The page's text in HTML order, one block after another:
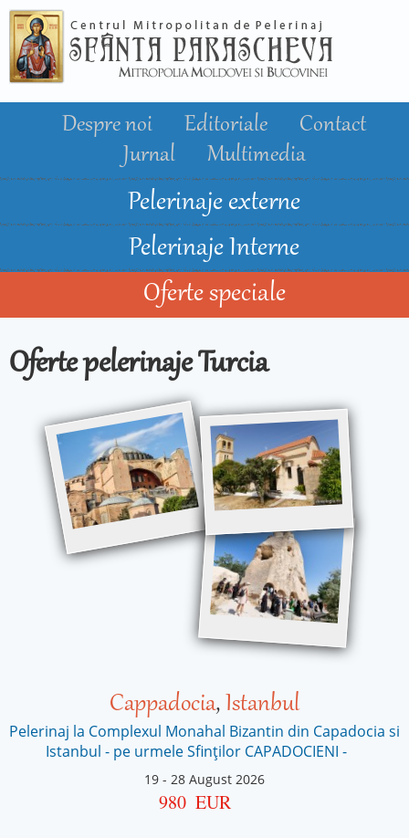
conţinutul
principal
Despre noi Editoriale
Contact
Jurnal
Multimedia
Pelerinaje externe
Pelerinaje Interne
Oferte speciale
Oferte pelerinaje Turcia
Cappadocia,Istanbul
Pelerinaj la Complexul Monahal Bizantin din Capadocia si
Istanbul - pe urmele Sfinților CAPADOCIENI -
19 - 28 August 2026
980 EUR